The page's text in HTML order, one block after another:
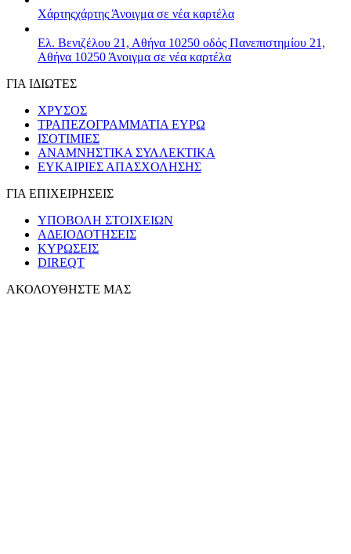
Χάρτηςχάρτης Άνοιγμα σε νέα καρτέλα
Ελ. Βενιζέλου 21, Αθήνα 10250 οδός Πανεπιστημίου 21,
Αθήνα 10250 Άνοιγμα σε νέα καρτέλα
ΓΙΑ ΙΔΙΩΤΕΣ
ΧΡΥΣΟΣ
ΤΡΑΠΕΖΟΓΡΑΜΜΑΤΙΑ ΕΥΡΩ
ΙΣΟΤΙΜΙΕΣ
ΑΝΑΜΝΗΣΤΙΚΑ ΣΥΛΛΕΚΤΙΚΑ
ΕΥΚΑΙΡΙΕΣ ΑΠΑΣΧΟΛΗΣΗΣ
ΓΙΑ ΕΠΙΧΕΙΡΗΣΕΙΣ
ΥΠΟΒΟΛΗ ΣΤΟΙΧΕΙΩΝ
ΑΔΕΙΟΔΟΤΗΣΕΙΣ
ΚΥΡΩΣΕΙΣ
DIREQT
ΑΚΟΛΟΥΘΗΣΤΕ ΜΑΣ